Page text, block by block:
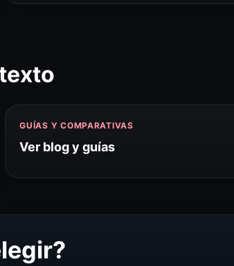
GUÍAS Y COMPARATIVAS
Ver blog y guías